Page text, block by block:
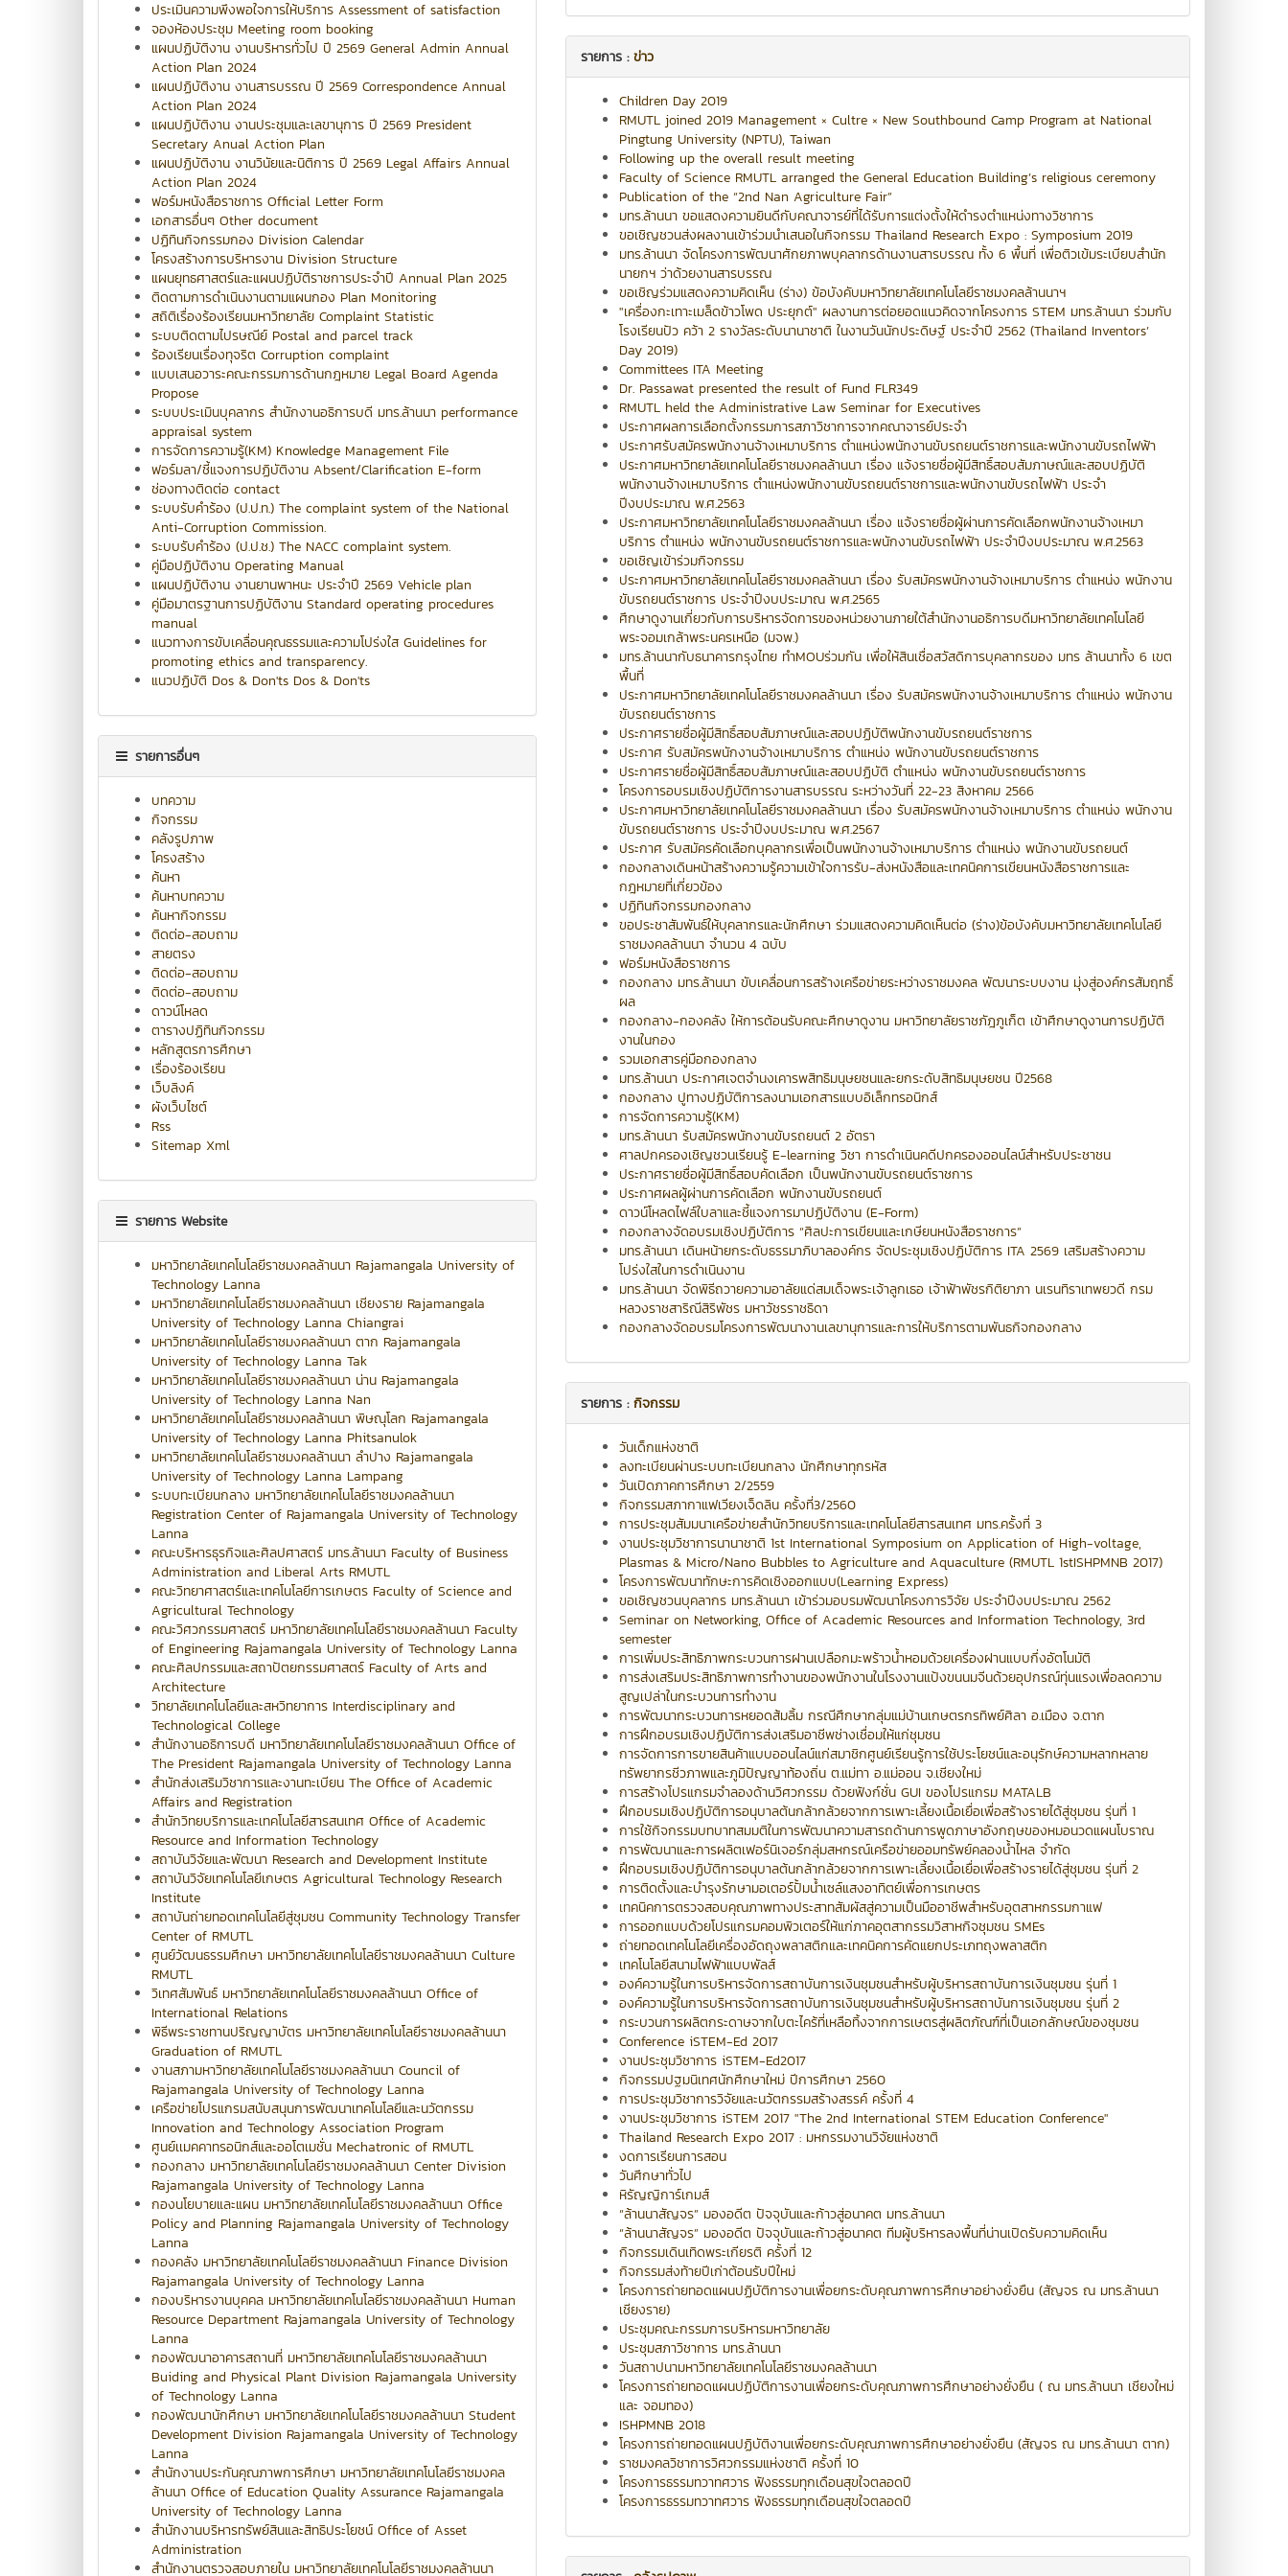
ประเมินความพึงพอใจการให้บริการ Assessment of satisfaction
จองห้องประชุม Meeting room booking
แผนปฏิบัติงาน งานบริหารทั่วไป ปี 2569 General Admin Annual
Action Plan 2024
แผนปฏิบัติงาน งานสารบรรณ ปี 2569 Correspondence Annual
Action Plan 2024
แผนปฏิบัติงาน งานประชุมและเลขานุการ ปี 2569 President
Secretary Anual Action Plan
แผนปฏิบัติงาน งานวินัยและนิติการ ปี 2569 Legal Affairs Annual
Action Plan 2024
ฟอร์มหนังสือราชการ Official Letter Form
เอกสารอื่นๆ Other document
ปฏิทินกิจกรรมกอง Division Calendar
โครงสร้างการบริหารงาน Division Structure
แผนยุทธศาสตร์และแผนปฏิบัติราชการประจำปี Annual Plan 2025
ติดตามการดำเนินงานตามแผนกอง Plan Monitoring
สถิติเรื่องร้องเรียนมหาวิทยาลัย Complaint Statistic
ระบบติดตามไปรษณีย์ Postal and parcel track
ร้องเรียนเรื่องทุจริต Corruption complaint
แบบเสนอวาระคณะกรรมการด้านกฎหมาย Legal Board Agenda
Propose
ระบบประเมินบุคลากร สำนักงานอธิการบดี มทร.ล้านนา performance
appraisal system
การจัดการความรู้(KM) Knowledge Management File
ฟอร์มลา/ชี้แจงการปฏิบัติงาน Absent/Clarification E-form
ช่องทางติดต่อ contact
ระบบรับคำร้อง (ป.ป.ท.) The complaint system of the National
Anti-Corruption Commission.
ระบบรับคำร้อง (ป.ป.ช.) The NACC complaint system.
คู่มือปฏิบัติงาน Operating Manual
แผนปฏิบัติงาน งานยานพาหนะ ประจำปี 2569 Vehicle plan
คู่มือมาตรฐานการปฏิบัติงาน Standard operating procedures
manual
แนวทางการขับเคลื่อนคุณธรรมและความโปร่งใส Guidelines for
promoting ethics and transparency.
แนวปฏิบัติ Dos & Don'ts Dos & Don'ts
รายการอื่นๆ
บทความ
กิจกรรม
คลังรูปภาพ
โครงสร้าง
ค้นหา
ค้นหาบทความ
ค้นหากิจกรรม
ติดต่อ-สอบถาม
สายตรง
ติดต่อ-สอบถาม
ติดต่อ-สอบถาม
ดาวน์โหลด
ตารางปฏิทินกิจกรรม
หลักสูตรการศึกษา
เรื่องร้องเรียน
เว็บลิงค์
ผังเว็บไซต์
Rss
Sitemap Xml
รายการ Website
มหาวิทยาลัยเทคโนโลยีราชมงคลล้านนา Rajamangala University of
Technology Lanna
มหาวิทยาลัยเทคโนโลยีราชมงคลล้านนา เชียงราย Rajamangala
University of Technology Lanna Chiangrai
มหาวิทยาลัยเทคโนโลยีราชมงคลล้านนา ตาก Rajamangala
University of Technology Lanna Tak
มหาวิทยาลัยเทคโนโลยีราชมงคลล้านนา น่าน Rajamangala
University of Technology Lanna Nan
มหาวิทยาลัยเทคโนโลยีราชมงคลล้านนา พิษณุโลก Rajamangala
University of Technology Lanna Phitsanulok
มหาวิทยาลัยเทคโนโลยีราชมงคลล้านนา ลำปาง Rajamangala
University of Technology Lanna Lampang
ระบบทะเบียนกลาง มหาวิทยาลัยเทคโนโลยีราชมงคลล้านนา
Registration Center of Rajamangala University of Technology
Lanna
คณะบริหารธุรกิจและศิลปศาสตร์ มทร.ล้านนา Faculty of Business
Administration and Liberal Arts RMUTL
คณะวิทยาศาสตร์และเทคโนโลยีการเกษตร Faculty of Science and
Agricultural Technology
คณะวิศวกรรมศาสตร์ มหาวิทยาลัยเทคโนโลยีราชมงคลล้านนา Faculty
of Engineering Rajamangala University of Technology Lanna
คณะศิลปกรรมและสถาปัตยกรรมศาสตร์ Faculty of Arts and
Architecture
วิทยาลัยเทคโนโลยีและสหวิทยาการ Interdisciplinary and
Technological College
สำนักงานอธิการบดี มหาวิทยาลัยเทคโนโลยีราชมงคลล้านนา Office of
The President Rajamangala University of Technology Lanna
สำนักส่งเสริมวิชาการและงานทะเบียน The Office of Academic
Affairs and Registration
สำนักวิทยบริการและเทคโนโลยีสารสนเทศ Office of Academic
Resource and Information Technology
สถาบันวิจัยและพัฒนา Research and Development Institute
สถาบันวิจัยเทคโนโลยีเกษตร Agricultural Technology Research
Institute
สถาบันถ่ายทอดเทคโนโลยีสู่ชุมชน Community Technology Transfer
Center of RMUTL
ศูนย์วัฒนธรรมศึกษา มหาวิทยาลัยเทคโนโลยีราชมงคลล้านนา Culture
RMUTL
วิเทศสัมพันธ์ มหาวิทยาลัยเทคโนโลยีราชมงคลล้านนา Office of
International Relations
พิธีพระราชทานปริญญาบัตร มหาวิทยาลัยเทคโนโลยีราชมงคลล้านนา
Graduation of RMUTL
งานสภามหาวิทยาลัยเทคโนโลยีราชมงคลล้านนา Council of
Rajamangala University of Technology Lanna
เครือข่ายโปรแกรมสนับสนุนการพัฒนาเทคโนโลยีและนวัตกรรม
Innovation and Technology Association Program
ศูนย์เเมคคาทรอนิกส์และออโตเมชั่น Mechatronic of RMUTL
กองกลาง มหาวิทยาลัยเทคโนโลยีราชมงคลล้านนา Center Division
Rajamangala University of Technology Lanna
กองนโยบายและแผน มหาวิทยาลัยเทคโนโลยีราชมงคลล้านนา Office
Policy and Planning Rajamangala University of Technology
Lanna
กองคลัง มหาวิทยาลัยเทคโนโลยีราชมงคลล้านนา Finance Division
Rajamangala University of Technology Lanna
กองบริหารงานบุคคล มหาวิทยาลัยเทคโนโลยีราชมงคลล้านนา Human
Resource Department Rajamangala University of Technology
Lanna
กองพัฒนาอาคารสถานที่ มหาวิทยาลัยเทคโนโลยีราชมงคลล้านนา
Buiding and Physical Plant Division Rajamangala University
of Technology Lanna
กองพัฒนานักศึกษา มหาวิทยาลัยเทคโนโลยีราชมงคลล้านนา Student
Development Division Rajamangala University of Technology
Lanna
สำนักงานประกันคุณภาพการศึกษา มหาวิทยาลัยเทคโนโลยีราชมงคล
ล้านนา Office of Education Quality Assurance Rajamangala
University of Technology Lanna
สำนักงานบริหารทรัพย์สินและสิทธิประโยชน์ Office of Asset
Administration
สำนักงานตรวจสอบภายใน มหาวิทยาลัยเทคโนโลยีราชมงคลล้านนา
รายการ :ข่าว
Children Day 2019
RMUTL joined 2019 Management × Cultre × New Southbound Camp Program at National
Pingtung University (NPTU), Taiwan
Following up the overall result meeting
Faculty of Science RMUTL arranged the General Education Building’s religious ceremony
Publication of the “2nd Nan Agriculture Fair”
มทร.ล้านนา ขอแสดงความยินดีกับคณาจารย์ที่ได้รับการแต่งตั้งให้ดำรงตำแหน่งทางวิชาการ
ขอเชิญชวนส่งผลงานเข้าร่วมนำเสนอในกิจกรรม Thailand Research Expo : Symposium 2019
มทร.ล้านนา จัดโครงการพัฒนาศักยภาพบุคลากรด้านงานสารบรรณ ทั้ง 6 พื้นที่ เพื่อติวเข้มระเบียบสำนัก
นายกฯ ว่าด้วยงานสารบรรณ
ขอเชิญร่วมแสดงความคิดเห็น (ร่าง) ข้อบังคับมหาวิทยาลัยเทคโนโลยีราชมงคลล้านนาฯ
"เครื่องกะเทาะเมล็ดข้าวโพด ประยุกต์" ผลงานการต่อยอดแนวคิดจากโครงการ STEM มทร.ล้านนา ร่วมกับ
โรงเรียนปัว คว้า 2 รางวัลระดับนานาชาติ ในงานวันนักประดิษฐ์ ประจำปี 2562 (Thailand Inventors’
Day 2019)
Committees ITA Meeting
Dr. Passawat presented the result of Fund FLR349
RMUTL held the Administrative Law Seminar for Executives
ประกาศผลการเลือกตั้งกรรมการสภาวิชาการจากคณาจารย์ประจำ
ประกาศรับสมัครพนักงานจ้างเหมาบริการ ตำแหน่งพนักงานขับรถยนต์ราชการและพนักงานขับรถไฟฟ้า
ประกาศมหาวิทยาลัยเทคโนโลยีราชมงคลล้านนา เรื่อง แจ้งรายชื่อผู้มีสิทธิ์สอบสัมภาษณ์และสอบปฏิบัติ
พนักงานจ้างเหมาบริการ ตำแหน่งพนักงานขับรถยนต์ราชการและพนักงานขับรถไฟฟ้า ประจำ
ปีงบประมาณ พ.ศ.2563
ประกาศมหาวิทยาลัยเทคโนโลยีราชมงคลล้านนา เรื่อง แจ้งรายชื่อผู้ผ่านการคัดเลือกพนักงานจ้างเหมา
บริการ ตำแหน่ง พนักงานขับรถยนต์ราชการและพนักงานขับรถไฟฟ้า ประจำปีงบประมาณ พ.ศ.2563
ขอเชิญเข้าร่วมกิจกรรม
ประกาศมหาวิทยาลัยเทคโนโลยีราชมงคลล้านนา เรื่อง รับสมัครพนักงานจ้างเหมาบริการ ตำแหน่ง พนักงาน
ขับรถยนต์ราชการ ประจำปีงบประมาณ พ.ศ.2565
ศึกษาดูงานเกี่ยวกับการบริหารจัดการของหน่วยงานภายใต้สำนักงานอธิการบดีมหาวิทยาลัยเทคโนโลยี
พระจอมเกล้าพระนครเหนือ (มจพ.)
มทร.ล้านนากับธนาคารกรุงไทย ทำMOUร่วมกัน เพื่อให้สินเชื่อสวัสดิการบุคลากรของ มทร ล้านนาทั้ง 6 เขต
พื้นที่
ประกาศมหาวิทยาลัยเทคโนโลยีราชมงคลล้านนา เรื่อง รับสมัครพนักงานจ้างเหมาบริการ ตำแหน่ง พนักงาน
ขับรถยนต์ราชการ
ประกาศรายชื่อผู้มีสิทธิ์สอบสัมภาษณ์และสอบปฏิบัติพนักงานขับรถยนต์ราชการ
ประกาศ รับสมัครพนักงานจ้างเหมาบริการ ตำแหน่ง พนักงานขับรถยนต์ราชการ
ประกาศรายชื่อผู้มีสิทธิ์สอบสัมภาษณ์และสอบปฏิบัติ ตำแหน่ง พนักงานขับรถยนต์ราชการ
โครงการอบรมเชิงปฏิบัติการงานสารบรรณ ระหว่างวันที่ 22-23 สิงหาคม 2566
ประกาศมหาวิทยาลัยเทคโนโลยีราชมงคลล้านนา เรื่อง รับสมัครพนักงานจ้างเหมาบริการ ตำแหน่ง พนักงาน
ขับรถยนต์ราชการ ประจำปีงบประมาณ พ.ศ.2567
ประกาศ รับสมัครคัดเลือกบุคลากรเพื่อเป็นพนักงานจ้างเหมาบริการ ตำแหน่ง พนักงานขับรถยนต์
กองกลางเดินหน้าสร้างความรู้ความเข้าใจการรับ-ส่งหนังสือและเทคนิคการเขียนหนังสือราชการและ
กฎหมายที่เกี่ยวข้อง
ปฏิทินกิจกรรมกองกลาง
ขอประชาสัมพันธ์ให้บุคลากรและนักศึกษา ร่วมแสดงความคิดเห็นต่อ (ร่าง)ข้อบังคับมหาวิทยาลัยเทคโนโลยี
ราชมงคลล้านนา จำนวน 4 ฉบับ
ฟอร์มหนังสือราชการ
กองกลาง มทร.ล้านนา ขับเคลื่อนการสร้างเครือข่ายระหว่างราชมงคล พัฒนาระบบงาน มุ่งสู่องค์กรสัมฤทธิ์
ผล
กองกลาง-กองคลัง ให้การต้อนรับคณะศึกษาดูงาน มหาวิทยาลัยราชภัฎภูเก็ต เข้าศึกษาดูงานการปฏิบัติ
งานในกอง
รวมเอกสารคู่มือกองกลาง
มทร.ล้านนา ประกาศเจตจำนงเคารพสิทธิมนุษยชนและยกระดับสิทธิมนุษยชน ปี2568
กองกลาง ปูทางปฏิบัติการลงนามเอกสารแบบอิเล็กทรอนิกส์
การจัดการความรู้(KM)
มทร.ล้านนา รับสมัครพนักงานขับรถยนต์ 2 อัตรา
ศาลปกครองเชิญชวนเรียนรู้ E-learning วิชา การดำเนินคดีปกครองออนไลน์สำหรับประชาชน
ประกาศรายชื่อผู้มีสิทธิ์สอบคัดเลือก เป็นพนักงานขับรถยนต์ราชการ
ประกาศผลผู้ผ่านการคัดเลือก พนักงานขับรถยนต์
ดาวน์โหลดไฟล์ใบลาและชี้แจงการมาปฏิบัติงาน (E-Form)
กองกลางจัดอบรมเชิงปฏิบัติการ “ศิลปะการเขียนและเกษียนหนังสือราชการ”
มทร.ล้านนา เดินหน้ายกระดับธรรมาภิบาลองค์กร จัดประชุมเชิงปฏิบัติการ ITA 2569 เสริมสร้างความ
โปร่งใสในการดำเนินงาน
มทร.ล้านนา จัดพิธีถวายความอาลัยแด่สมเด็จพระเจ้าลูกเธอ เจ้าฟ้าพัชรกิติยาภา นเรนทิราเทพยวดี กรม
หลวงราชสาริณีสิริพัชร มหาวัชรราชธิดา
กองกลางจัดอบรมโครงการพัฒนางานเลขานุการและการให้บริการตามพันธกิจกองกลาง
รายการ :กิจกรรม
วันเด็กแห่งชาติ
ลงทะเบียนผ่านระบบทะเบียนกลาง นักศึกษาทุกรหัส
วันเปิดภาคการศึกษา 2/2559
กิจกรรมสภากาแฟเวียงเจ็ดลิน ครั้งที่3/2560
การประชุมสัมมนาเครือข่ายสำนักวิทยบริการและเทคโนโลยีสารสนเทศ มทร.ครั้งที่ 3
งานประชุมวิชาการนานาชาติ 1st International Symposium on Application of High-voltage,
Plasmas & Micro/Nano Bubbles to Agriculture and Aquaculture (RMUTL 1stISHPMNB 2017)
โครงการพัฒนาทักษะการคิดเชิงออกแบบ(Learning Express)
ขอเชิญชวนบุคลากร มทร.ล้านนา เข้าร่วมอบรมพัฒนาโครงการวิจัย ประจำปีงบประมาณ 2562
Seminar on Networking, Office of Academic Resources and Information Technology, 3rd
semester
การเพิ่มประสิทธิภาพกระบวนการฝานเปลือกมะพร้าวน้ำหอมด้วยเครื่องฝานแบบกึ่งอัตโนมัติ
การส่งเสริมประสิทธิภาพการทำงานของพนักงานในโรงงานแป้งขนนมจีนด้วยอุปกรณ์ทุ่นแรงเพื่อลดความ
สูญเปล่าในกระบวนการทำงาน
การพัฒนากระบวนการหยอดส้มลิ้ม กรณีศึกษากลุ่มแม่บ้านเกษตรกรทิพย์ศิลา อ.เมือง จ.ตาก
การฝึกอบรมเชิงปฏิบัติการส่งเสริมอาชีพช่างเชื่อมให้แก่ชุมชน
การจัดการการขายสินค้าแบบออนไลน์แก่สมาชิกศูนย์เรียนรู้การใช้ประโยชน์และอนุรักษ์ความหลากหลาย
ทรัพยากรชีวภาพและภูมิปัญญาท้องถิ่น ต.แม่ทา อ.แม่ออน จ.เชียงใหม่
การสร้างโปรแกรมจำลองด้านวิศวกรรม ด้วยฟังก์ชั่น GUI ของโปรแกรม MATALB
ฝึกอบรมเชิงปฏิบัติการอนุบาลต้นกล้ากล้วยจากการเพาะเลี้ยงเนื้อเยื่อเพื่อสร้างรายได้สู่ชุมชน รุ่นที่ 1
การใช้กิจกรรมบทบาทสมมติในการพัฒนาความสารถด้านการพูดภาษาอังกฤษของหมอนวดแผนโบราณ
การพัฒนาและการผลิตเฟอร์นิเจอร์กลุ่มสหกรณ์เครือข่ายออมทรัพย์คลองน้ำไหล จำกัด
ฝึกอบรมเชิงปฏิบัติการอนุบาลต้นกล้ากล้วยจากการเพาะเลี้ยงเนื้อเยื่อเพื่อสร้างรายได้สู่ชุมชน รุ่นที่ 2
การติดตั้งและบำรุงรักษามอเตอร์ปั้มน้ำเซล์แสงอาทิตย์เพื่อการเกษตร
เทคนิคการตรวจสอบคุณภาพทางประสาทสัมผัสสู่ความเป็นมืออาชีพสำหรับอุตสาหกรรมกาแฟ
การออกแบบด้วยโปรแกรมคอมพิวเตอร์ให้แก่ภาคอุตสากรรมวิสาหกิจชุมชน SMEs
ถ่ายทอดเทคโนโลยีเครื่องอัดถุงพลาสติกและเทคนิคการคัดแยกประเภทถุงพลาสติก
เทคโนโลยีสนามไฟฟ้าแบบพัลส์
องค์ความรู้ในการบริหารจัดการสถาบันการเงินชุมชนสำหรับผู้บริหารสถาบันการเงินชุมชน รุ่นที่ 1
องค์ความรู้ในการบริหารจัดการสถาบันการเงินชุมชนสำหรับผู้บริหารสถาบันการเงินชุมชน รุ่นที่ 2
กระบวนการผลิตกระดาษจากใบตะไคร้ที่เหลือทิ้งจากการเษตรสู่ผลิตภัณฑ์ที่เป็นเอกลักษณ์ของชุมชน
Conference iSTEM-Ed 2017
งานประชุมวิชาการ iSTEM-Ed2017
กิจกรรมปฐมนิเทศนักศึกษาใหม่ ปีการศึกษา 2560
การประชุมวิชาการวิจัยและนวัตกรรมสร้างสรรค์ ครั้งที่ 4
งานประชุมวิชาการ iSTEM 2017 "The 2nd International STEM Education Conference"
Thailand Research Expo 2017 : มหกรรมงานวิจัยแห่งชาติ
งดการเรียนการสอน
วันศึกษาทั่วไป
หิรัญญิการ์เกมส์
“ล้านนาสัญจร” มองอดีต ปัจจุบันและก้าวสู่อนาคต มทร.ล้านนา
“ล้านนาสัญจร” มองอดีต ปัจจุบันและก้าวสู่อนาคต ทีมผู้บริหารลงพื้นที่น่านเปิดรับความคิดเห็น
กิจกรรมเดินเทิดพระเกียรติ ครั้งที่ 12
กิจกรรมส่งท้ายปีเก่าต้อนรับปีใหม่
โครงการถ่ายทอดแผนปฏิบัติการงานเพื่อยกระดับคุณภาพการศึกษาอย่างยั่งยืน (สัญจร ณ มทร.ล้านนา
เชียงราย)
ประชุมคณะกรรมการบริหารมหาวิทยาลัย
ประชุมสภาวิชาการ มทร.ล้านนา
วันสถาปนามหาวิทยาลัยเทคโนโลยีราชมงคลล้านนา
โครงการถ่ายทอดแผนปฏิบัติการงานเพื่อยกระดับคุณภาพการศึกษาอย่างยั่งยืน ( ณ มทร.ล้านนา เชียงใหม่
และ จอมทอง)
ISHPMNB 2018
โครงการถ่ายทอดแผนปฏิบัติงานเพื่อยกระดับคุณภาพการศึกษาอย่างยั่งยืน (สัญจร ณ มทร.ล้านนา ตาก)
ราชมงคลวิชาการวิศวกรรมแห่งชาติ ครั้งที่ 10
โครงการธรรมทวาทศวาร ฟังธรรมทุกเดือนสุขใจตลอดปี
โครงการธรรมทวาทศวาร ฟังธรรมทุกเดือนสุขใจตลอดปี